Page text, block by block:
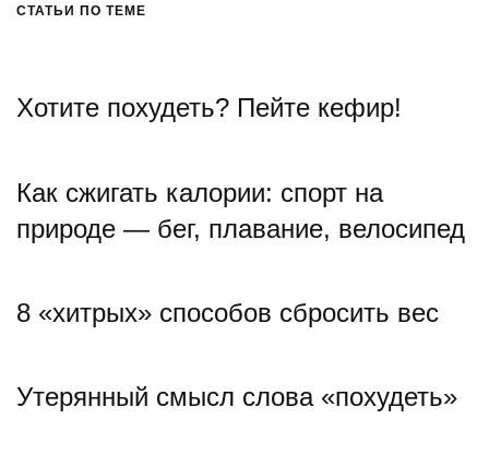
СТАТЬИ ПО ТЕМЕ
Хотите похудеть? Пейте кефир!
Как сжигать калории: спорт на
природе — бег, плавание, велосипед
8 «хитрых» способов сбросить вес
Утерянный смысл слова «похудеть»